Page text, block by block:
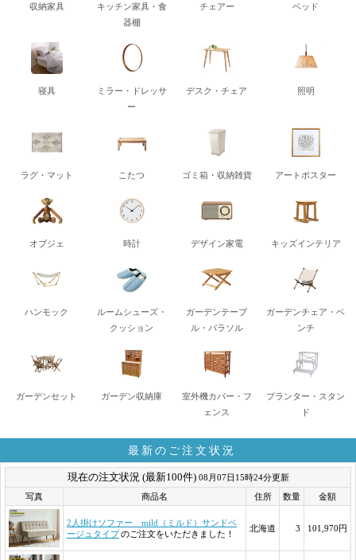
収納家具
キッチン家具・食
器棚
チェアー ベッド
寝具
ミラー・ドレッサ
ー
デスク・チェア 照明
ラグ・マット こたつ ゴミ箱・収納雑貨 アートポスター
オブジェ 時計 デザイン家電 キッズインテリア
ハンモック
ルームシューズ・
クッション
ガーデンテーブ
ル・パラソル
ガーデンチェア・ベ
ンチ
ガーデンセット ガーデン収納庫
室外機カバー・フ
ェンス
プランター・スタン
ド
最新のご注文状況